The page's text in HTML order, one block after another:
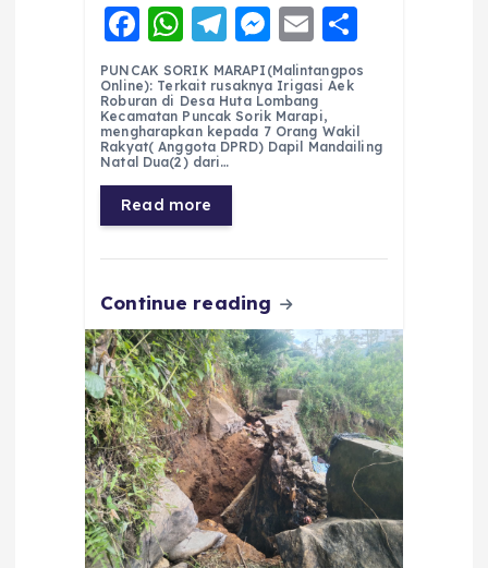
F
a
c
e
b
o
o
k
W
h
a
ts
A
p
p
T
el
e
g
r
a
m
M
e
ss
e
n
E
m
ai
l
h
re
PUNCAK SORIK MARAPI(Malintangpos
Online): Terkait rusaknya Irigasi Aek
Roburan di Desa Huta Lombang
Kecamatan Puncak Sorik Marapi,
mengharapkan kepada 7 Orang Wakil
Rakyat( Anggota DPRD) Dapil Mandailing
Natal Dua(2) dari…
Read more
Continue reading